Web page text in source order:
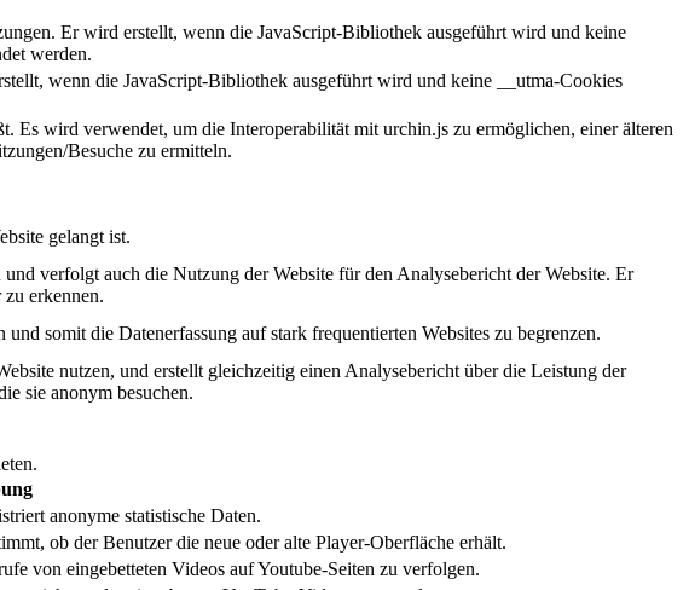
Er wird erstellt, wenn die JavaScript-Bibliothek ausgeführt wird und keine
werden.
wenn die JavaScript-Bibliothek ausgeführt wird und keine __utma-Cookies
wird verwendet, um die Interoperabilität mit urchin.js zu ermöglichen, einer älteren
Besuche zu ermitteln.
gelangt ist.
verfolgt auch die Nutzung der Website für den Analysebericht der Website. Er
erkennen.
somit die Datenerfassung auf stark frequentierten Websites zu begrenzen.
nutzen, und erstellt gleichzeitig einen Analysebericht über die Leistung der
sie anonym besuchen.
anonyme statistische Daten.
ob der Benutzer die neue oder alte Player-Oberfläche erhält.
von eingebetteten Videos auf Youtube-Seiten zu verfolgen.